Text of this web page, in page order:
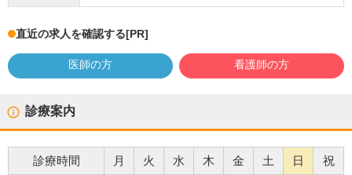
直近の求人を確認する[PR]
医師の方 看護師の方
診療案内
診療時間 月 火 水 木 金 土 日 祝